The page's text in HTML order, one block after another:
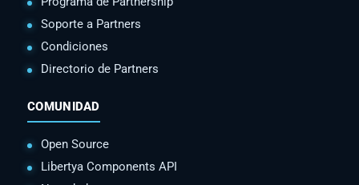
Soporte a Partners
Condiciones
Directorio de Partners
COMUNIDAD
Open Source
Libertya Components API